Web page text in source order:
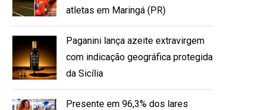
atletas em Maringá (PR)
Paganini lança azeite extravirgem
com indicação geográfica protegida
da Sicília
Presente em 96,3% dos lares